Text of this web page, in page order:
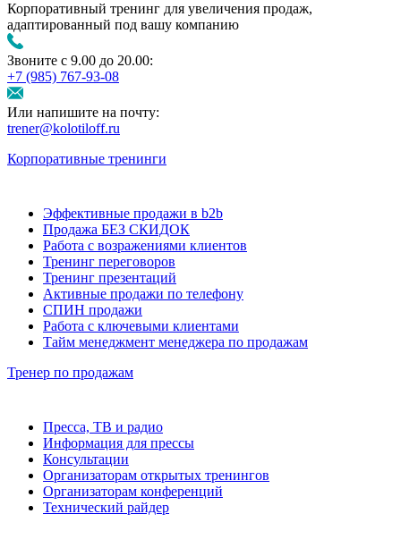
Корпоративный тренинг для увеличения продаж,
адаптированный под вашу компанию
Звоните с 9.00 до 20.00:
+7 (985) 767‑93‑08
Или напишите на почту:
trener@kolotiloff.ru
Корпоративные тренинги
Эффективные продажи в b2b
Продажа БЕЗ СКИДОК
Работа с возражениями клиентов
Тренинг переговоров
Тренинг презентаций
Активные продажи по телефону
СПИН продажи
Работа с ключевыми клиентами
Тайм менеджмент менеджера по продажам
Тренер по продажам
Пресса, ТВ и радио
Информация для прессы
Консультации
Организаторам открытых тренингов
Организаторам конференций
Технический райдер